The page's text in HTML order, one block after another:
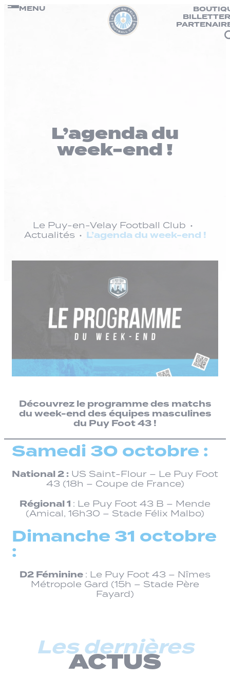
Passer
MENU
L’agenda du
week-end !
Le Puy-en-Velay Football Club
Actualités
L’agenda du week-end !
Découvrez le programme des matchs
du week-end des équipes masculines
du Puy Foot 43 !
Samedi 30 octobre :
National 2 : US Saint-Flour – Le Puy Foot
43 (18h – Coupe de France)
Régional 1 : Le Puy Foot 43 B – Mende
(Amical, 16h30 – Stade Félix Malbo)
Dimanche 31 octobre
:
D2 Féminine : Le Puy Foot 43 – Nîmes
Métropole Gard (15h – Stade Père
Fayard)
Les dernières
ACTUS
Panneau de gestion des cookies